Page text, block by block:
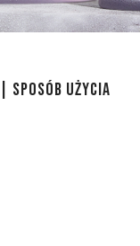
SPOSÓB UŻYCIA